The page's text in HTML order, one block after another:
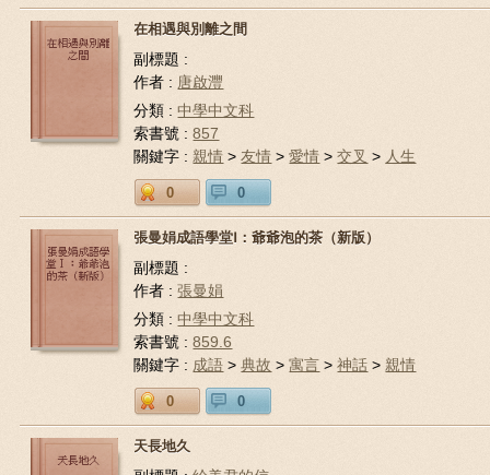
在相遇與別離之間
副標題 :
作者 : 唐啟灃
分類 :中學中文科
索書號 :857
關鍵字 :親情 >友情 >愛情 >交叉 > 人生
0 0
張曼娟成語學堂Ⅰ：爺爺泡的茶（新版）
副標題 :
作者 :張曼娟
分類 :中學中文科
索書號 :859.6
關鍵字 : 成語 >典故 >寓言 >神話 > 親情
0 0
天長地久